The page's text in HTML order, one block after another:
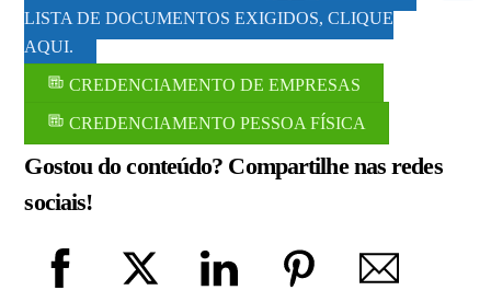
LISTA DE DOCUMENTOS EXIGIDOS, CLIQUE
AQUI.
CREDENCIAMENTO DE EMPRESAS
CREDENCIAMENTO PESSOA FÍSICA
Gostou do conteúdo? Compartilhe nas redes
sociais!